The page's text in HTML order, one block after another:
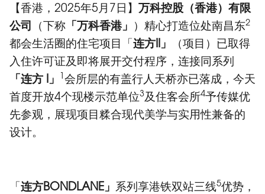
【香港，2025年5月7日】 万科控股（香港）有限
公司 （下称 「万科香港」 ）精心打造位处南昌东2
都会生活圈的住宅项目「连方II 」
（项目）已取得
入住许可证及即将展开交付程序，连接同系列
「连方 I 」 1会所层的有盖行人天桥亦已落成，今天
首度开放4个现楼示范单位3及住客会所4予传媒优
先参观，展现项目糅合现代美学与实用性兼备的
设计。
「连方BONDLANE 」 系列享港铁双站三线5优势，